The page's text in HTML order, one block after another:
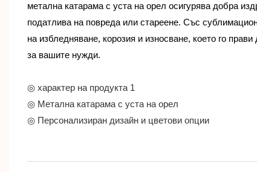
метална катарама с уста на орел осигурява добра
податлива на повреда или стареене. Със
на избледняване, корозия и износване, което го
за вашите нужди.
◎ характер на продукта 1
◎ Метална катарама с уста на орел
◎ Персонализиран дизайн и цветови опции